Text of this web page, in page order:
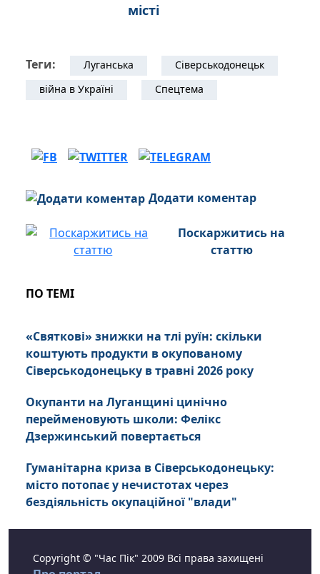
місті
Теги: Луганська
Сіверськодонецьк
війна в Україні
Спецтема
Додати коментар
Поскаржитись на
статтю
ПО ТЕМІ
«Святкові» знижки на тлі руїн: скільки
коштують продукти в окупованому
Сіверськодонецьку в травні 2026 року
Окупанти на Луганщині цинічно
перейменовують школи: Фелікс
Дзержинський повертається
Гуманітарна криза в Сіверськодонецьку:
місто потопає у нечистотах через
бездіяльність окупаційної "влади"
Copyright © "Час Пік" 2009 Всі права захищені